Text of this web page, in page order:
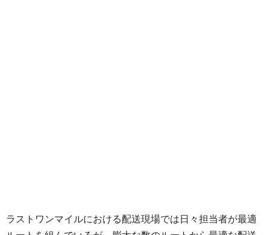
ラストワンマイルにおける配送現場では日々担当者が最適